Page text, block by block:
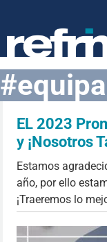
EL 2023
y ¡Nosotros
Estamos
año, por ello
¡Traeremos lo